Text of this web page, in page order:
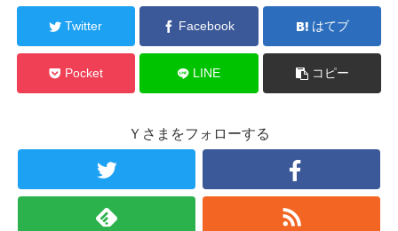
Twitter Facebook はてブ
Pocket LINE コピー
Ｙさまをフォローする